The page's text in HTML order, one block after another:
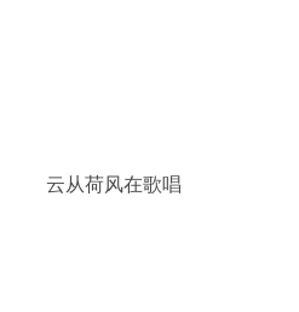
云从荷风在歌唱